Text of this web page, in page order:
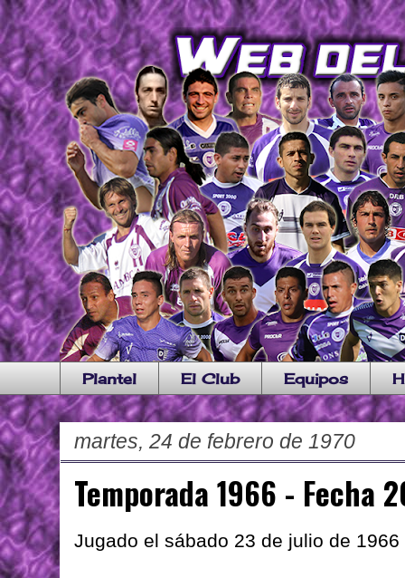
Plantel El Club Equipos
martes, 24 de febrero de 1970
Temporada 1966 - Fecha
Jugado el sábado 23 de julio de 1966